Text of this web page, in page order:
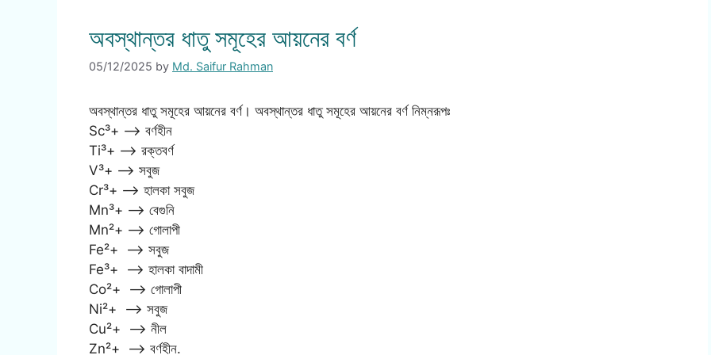
অবস্থান্তর ধাতু সমূহের আয়নের বর্ণ
05/12/2025 by Md. Saifur Rahman
অবস্থান্তর ধাতু সমূহের আয়নের বর্ণ। অবস্থান্তর ধাতু সমূহের আয়নের বর্ণ নিম্নরূপঃ
Sc³+ —-> বর্ণহীন
Ti³+ —–> রক্তবর্ণ
V³+ ——> সবুজ
Cr³+ ——> হালকা সবুজ
Mn³+ —–> বেগুনি
Mn²+ —–> গোলাপী
Fe²+ ——> সবুজ
Fe³+ ——> হালকা বাদামী
Co²+ ——> গোলাপী
Ni²+ ——> সবুজ
Cu²+ ——> নীল
Zn²+ ——> বর্ণহীন.